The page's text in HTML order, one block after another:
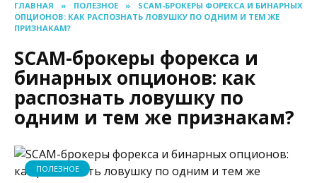
ГЛАВНАЯ » ПОЛЕЗНОЕ »
SCAM-БРОКЕРЫ ФОРЕКСА И БИНАРНЫХ
ОПЦИОНОВ: КАК РАСПОЗНАТЬ ЛОВУШКУ ПО ОДНИМ И ТЕМ ЖЕ
ПРИЗНАКАМ?
SCAM-брокеры форекса и
бинарных опционов: как
распознать ловушку по
одним и тем же признакам?
ПОЛЕЗНОЕ